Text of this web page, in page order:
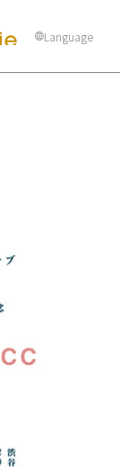
Language